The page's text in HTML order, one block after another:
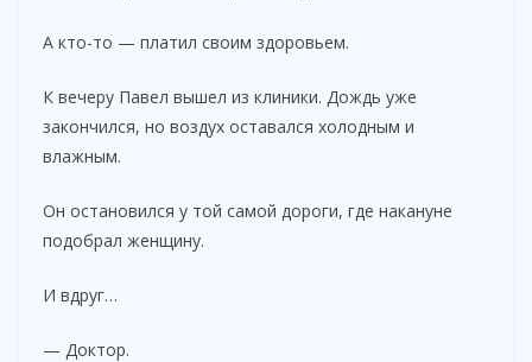
А кто-то — платил своим здоровьем.
К вечеру Павел вышел из клиники. Дождь уже
закончился, но воздух оставался холодным и
влажным.
Он остановился у той самой дороги, где накануне
подобрал женщину.
И вдруг…
— Доктор.